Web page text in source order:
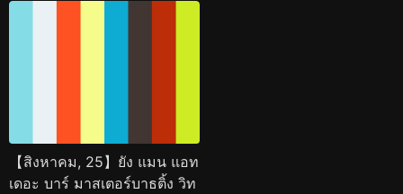
【สิงหาคม, 25】ยัง แมน แอท
เดอะ บาร์ มาสเตอร์บาธติ้ง วิท